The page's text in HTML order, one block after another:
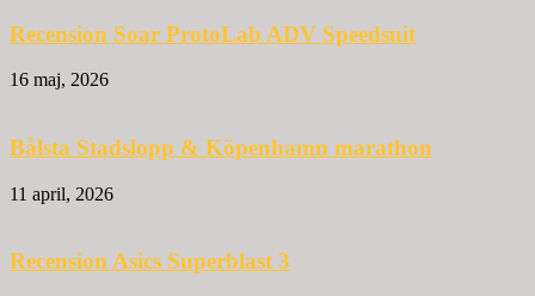
Recension Soar ProtoLab ADV Speedsuit
16 maj, 2026
Bålsta Stadslopp & Köpenhamn marathon
11 april, 2026
Recension Asics Superblast 3